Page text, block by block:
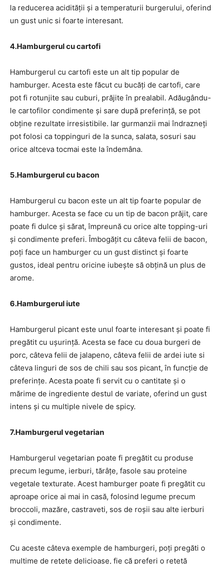
la reducerea acidității și a temperaturii burgerului, oferind
un gust unic si foarte interesant.
4.Hamburgerul cu cartofi
Hamburgerul cu cartofi este un alt tip popular de
hamburger. Acesta este făcut cu bucăți de cartofi, care
pot fi rotunjite sau cuburi, prăjite în prealabil. Adăugându-
le cartofilor condimente și sare după preferință, se pot
obține rezultate irresistibile. Iar gurmanzii mai îndrazneți
pot folosi ca toppinguri de la sunca, salata, sosuri sau
orice altceva tocmai este la îndemâna.
5.Hamburgerul cu bacon
Hamburgerul cu bacon este un alt tip foarte popular de
hamburger. Acesta se face cu un tip de bacon prăjit, care
poate fi dulce și sărat, împreună cu orice alte topping-uri
și condimente preferi. Îmbogățit cu câteva felii de bacon,
poți face un hamburger cu un gust distinct și foarte
gustos, ideal pentru oricine iubește să obțină un plus de
arome.
6.Hamburgerul iute
Hamburgerul picant este unul foarte interesant și poate fi
pregătit cu ușurință. Acesta se face cu doua burgeri de
porc, câteva felii de jalapeno, câteva felii de ardei iute si
câteva linguri de sos de chili sau sos picant, în funcție de
preferințe. Acesta poate fi servit cu o cantitate și o
mărime de ingrediente destul de variate, oferind un gust
intens și cu multiple nivele de spicy.
7.Hamburgerul vegetarian
Hamburgerul vegetarian poate fi pregătit cu produse
precum legume, ierburi, tărâțe, fasole sau proteine
vegetale texturate. Acest hamburger poate fi pregătit cu
aproape orice ai mai in casă, folosind legume precum
broccoli, mazăre, castraveti, sos de roșii sau alte ierburi
și condimente.
Cu aceste câteva exemple de hamburgeri, poți pregăti o
mulțime de reţete delicioase, fie că preferi o rețetă